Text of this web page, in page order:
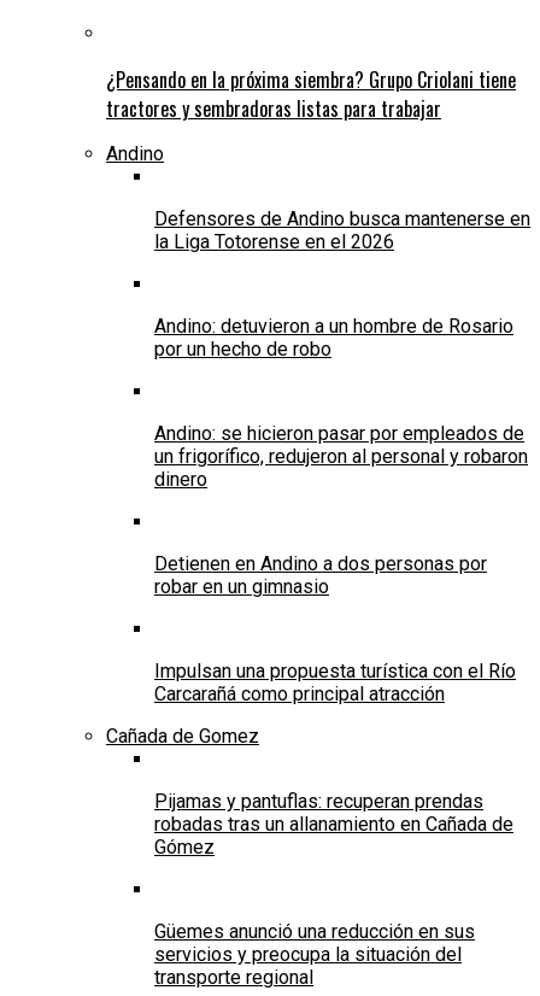
¿Pensando en la próxima siembra? Grupo Criolani tiene
tractores y sembradoras listas para trabajar
Andino
Defensores de Andino busca mantenerse en
la Liga Totorense en el 2026
Andino: detuvieron a un hombre de Rosario
por un hecho de robo
Andino: se hicieron pasar por empleados de
un frigorífico, redujeron al personal y robaron
dinero
Detienen en Andino a dos personas por
robar en un gimnasio
Impulsan una propuesta turística con el Río
Carcarañá como principal atracción
Cañada de Gomez
Pijamas y pantuflas: recuperan prendas
robadas tras un allanamiento en Cañada de
Gómez
Güemes anunció una reducción en sus
servicios y preocupa la situación del
transporte regional